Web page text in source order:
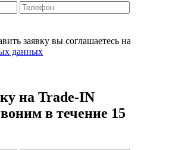
заявку вы соглашаетесь на
данных
на Trade-IN
в течение 15